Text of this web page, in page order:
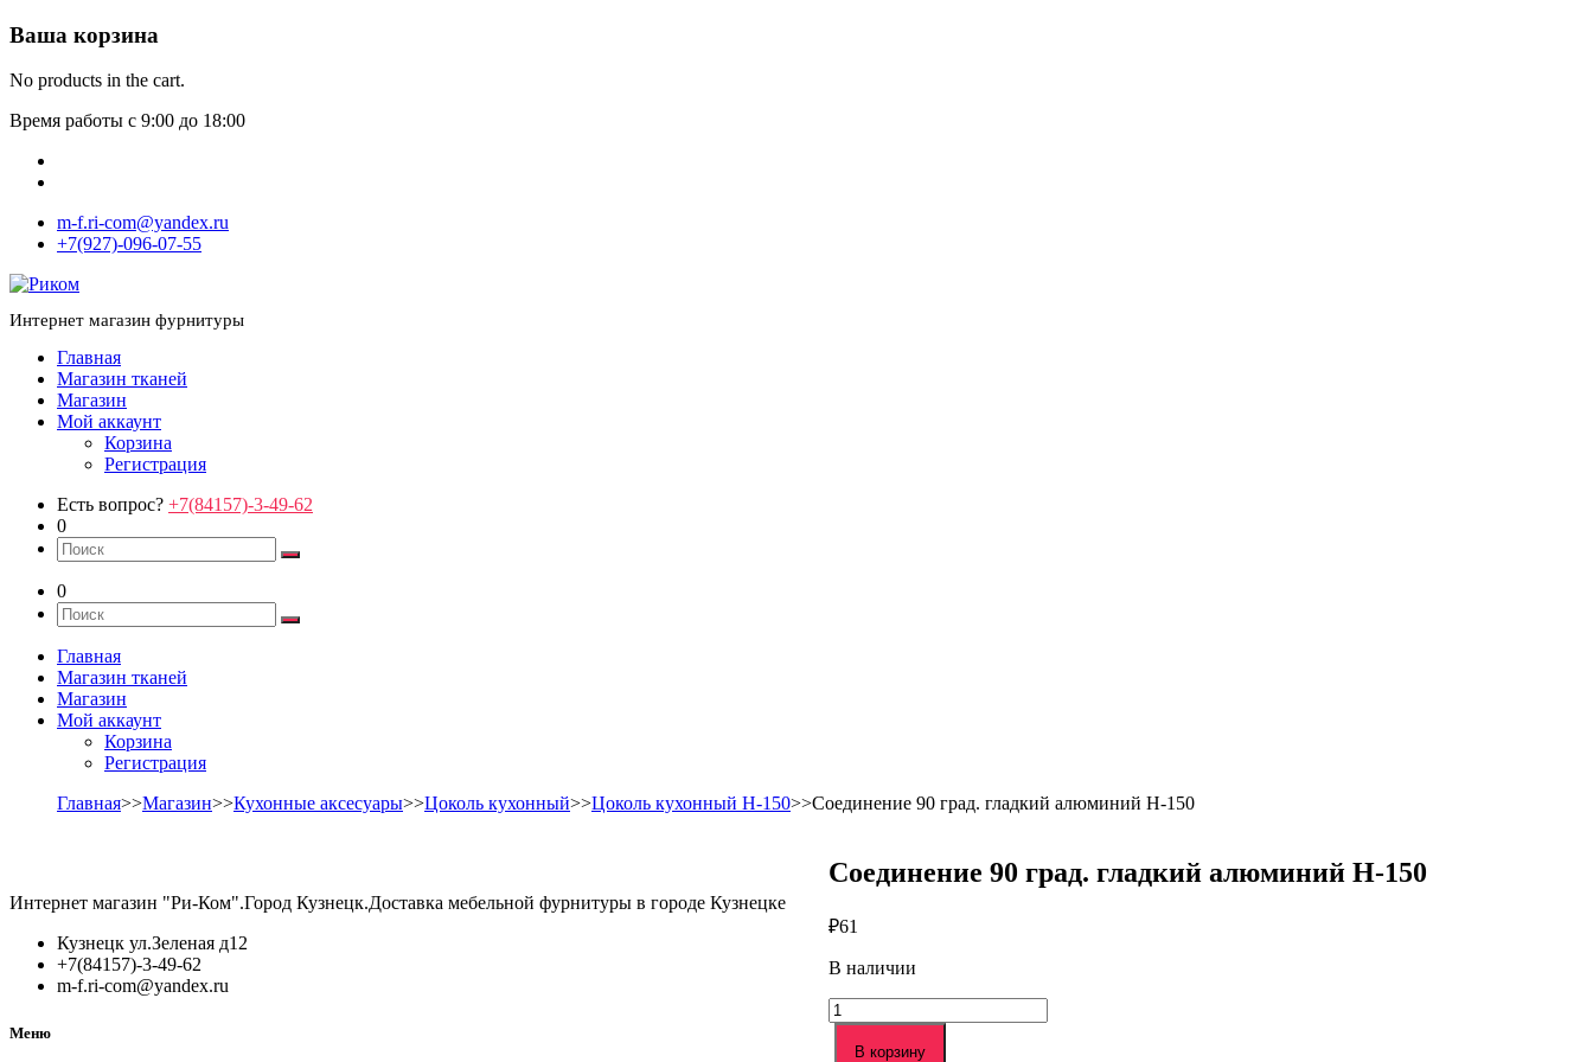
Ваша корзина
No products in the cart.
Время работы с 9:00 до 18:00
m-f.ri-com@yandex.ru
+7(927)-096-07-55
Интернет магазин фурнитуры
Главная
Магазин тканей
Магазин
Мой аккаунт
Корзина
Регистрация
Есть вопрос? +7(84157)-3-49-62
0
0
Главная
Магазин тканей
Магазин
Мой аккаунт
Корзина
Регистрация
Главная>>Магазин>>Кухонные аксесуары>>Цоколь кухонный>>Цоколь кухонный Н-150>>Соединение 90 град. гладкий алюминий Н-150
Соединение 90 град. гладкий алюминий Н-150
₽61
В наличии
Количество
товара
Соединение
В корзину
Интернет магазин "Ри-Ком".Город Кузнецк.Доставка мебельной фурнитуры в городе Кузнецке
Кузнецк ул.Зеленая д12
+7(84157)-3-49-62
m-f.ri-com@yandex.ru
Меню